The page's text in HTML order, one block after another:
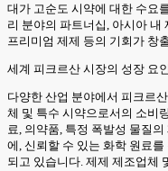
대가 고순도 시약에 대한 수요
리 분야의 파트너십, 아시아 내
프리미엄 제제 등의 기회가 창
세계 피크르산 시장의 성장 요인
다양한 산업 분야에서 피크르
체 및 특수 시약으로서의 소비
료, 의약품, 특정 폭발성 물질
에, 신뢰할 수 있는 화학 원료
되고 있습니다. 제제 제조업체